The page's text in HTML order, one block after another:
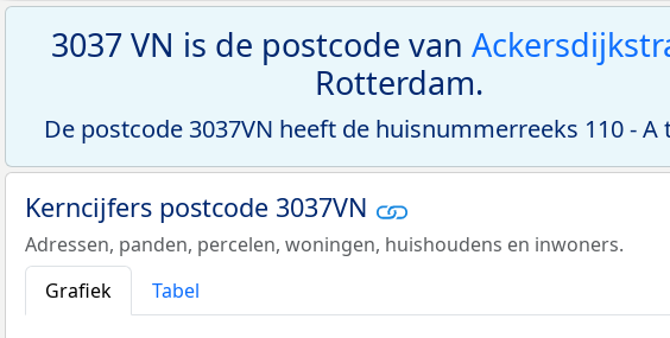
3037 VN is de postcode van
Rotterdam.
De postcode 3037VN heeft de huisnummerreeks 110 - A
Kerncijfers postcode 3037VN
Adressen, panden, percelen, woningen, huishoudens en inwoners.
Grafiek
Tabel